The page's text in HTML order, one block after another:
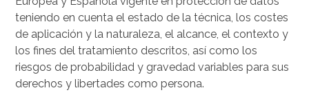
teniendo en cuenta el estado de la técnica, los costes
de aplicación y la naturaleza, el alcance, el contexto y
los fines del tratamiento descritos, así como los
riesgos de probabilidad y gravedad variables para sus
derechos y libertades como persona.